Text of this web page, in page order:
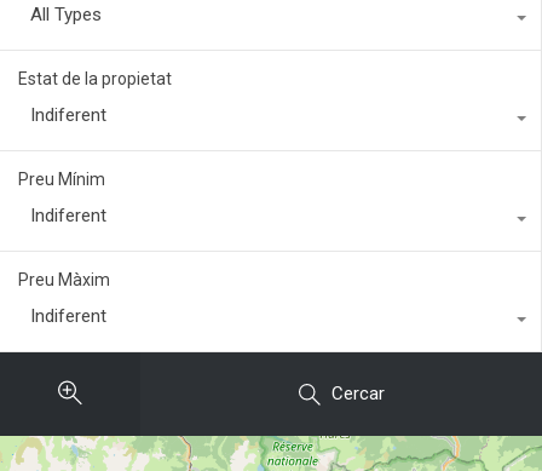
All Types
Estat de la propietat
Indiferent
Preu Mínim
Indiferent
Preu Màxim
Indiferent
Cercar